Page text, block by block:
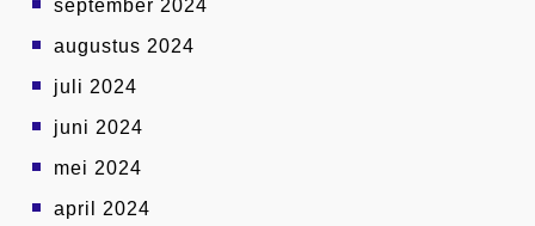
september 2024
augustus 2024
juli 2024
juni 2024
mei 2024
april 2024